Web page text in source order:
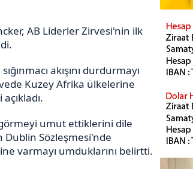
AB Liderler Zirvesi'nin ilk
akışını durdurmayı
Kuzey Afrika ülkelerine
umut ettiklerini dile
Dublin Sözleşmesi'nde
varmayı umduklarını belirtti.